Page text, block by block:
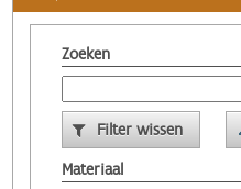
Zoeken
Filter wissen
Materiaal